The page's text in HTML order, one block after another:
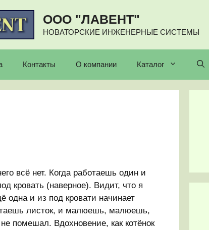
ООО "ЛАВЕНТ"
НОВАТОРСКИЕ ИНЖЕНЕРНЫЕ СИСТЕМЫ
Контакты О компании Каталог
всё нет. Когда работаешь один и
кровать (наверное). Видит, что я
одна и из под кровати начинает
листок, и малюешь, малюешь,
помешал. Вдохновение, как котёнок